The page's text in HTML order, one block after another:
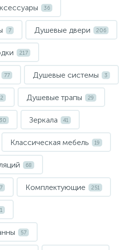
36
7 Душевые двери 206
217
77 Душевые системы 3
Душевые трапы 29
Зеркала 41
Классическая мебель 19
68
Комплектующие 251
57